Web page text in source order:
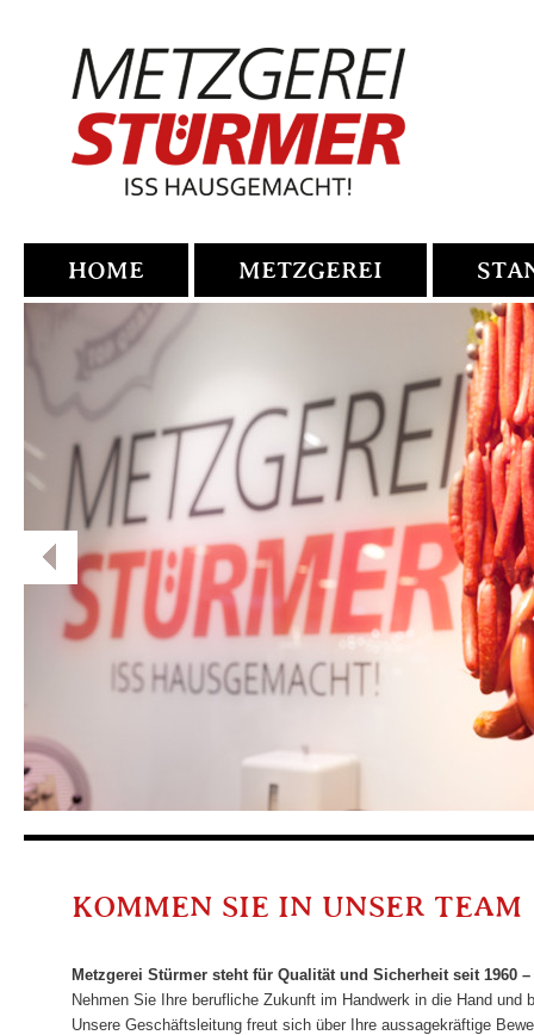
HOME METZGEREI
KOMMEN SIE IN UNSER TEAM
Metzgerei Stürmer steht für Qualität und Sicherheit seit 1960
Nehmen Sie Ihre berufliche Zukunft im Handwerk in die Hand und
Unsere Geschäftsleitung freut sich über Ihre aussagekräftige